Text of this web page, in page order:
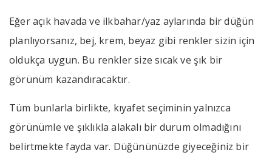
Eğer açık havada ve ilkbahar/yaz aylarında bir düğün
planlıyorsanız, bej, krem, beyaz gibi renkler sizin için
oldukça uygun. Bu renkler size sıcak ve şık bir
görünüm kazandıracaktır.
Tüm bunlarla birlikte, kıyafet seçiminin yalnızca
görünümle ve şıklıkla alakalı bir durum olmadığını
belirtmekte fayda var. Düğününüzde giyeceğiniz bir